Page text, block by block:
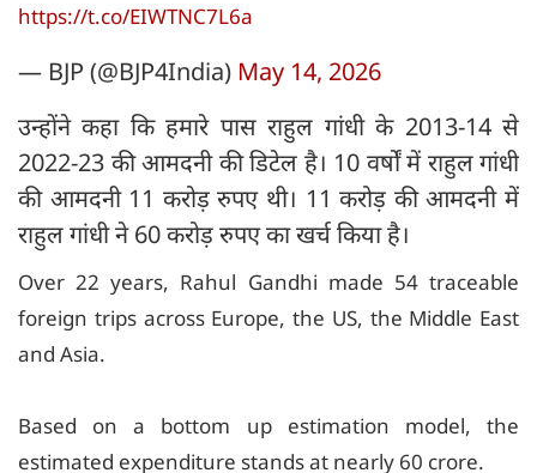
https://t.co/EIWTNC7L6a
— BJP (@BJP4India) May 14, 2026
उन्होंने कहा कि हमारे पास राहुल गांधी के 2013-14 से
2022-23 की आमदनी की डिटेल है। 10 वर्षों में राहुल गांधी
की आमदनी 11 करोड़ रुपए थी। 11 करोड़ की आमदनी में
राहुल गांधी ने 60 करोड़ रुपए का खर्च किया है।
Over 22 years, Rahul Gandhi made 54 traceable
foreign trips across Europe, the US, the Middle East
and Asia.
Based on a bottom up estimation model, the
estimated expenditure stands at nearly 60 crore.